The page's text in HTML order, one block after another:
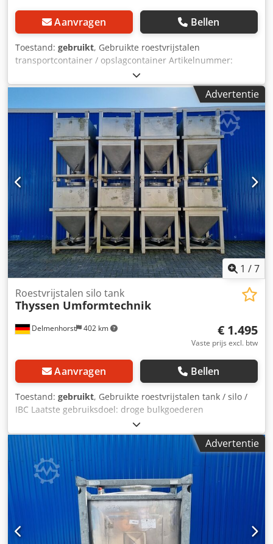
Aanvragen Bellen
Toestand: gebruikt, Gebruikte roestvrijstalen
transportcontainer / opslagcontainer Artikelnummer:
10837 Eindgebruik: Voedsel Inhoud: ca. 650L Type: Staand
op vier poten met heftrucktunnel Materiaal (bevochtigde
delen): 1.4301 / AISI304 Uitvoering: Enkelwandig
Afmetingen container: Mangat: 400mm Dsdpswcd T Hefx
Acdeck Buitendiameter: 1000 mm Cilinder Hoogte: 800 mm
Totale hoogte: 1530 mm / 1560 mm Totale breedte: 1000
mm Totale lengte: 1000 mm Materialen: Binnenkant:
1.4301 / AISI 304 Buitenkant: 1.4301 / AISI 304 Faciliteiten:
Uitlaat: DN50 DIN11851 Uitlaatklep: schijfklep Afstand van
afvoer tot vloer: 180 mm Hoogte van de voeten: 450 mm
Naamplaatje: nee
Advertentie
1 /7
Delmenhorst 402 km
Roestvrijstalen silo tank
Thyssen Umformtechnik
€ 1.495
Vaste prijs excl. btw
Aanvragen Bellen
Toestand: gebruikt, Gebruikte roestvrijstalen tank / silo /
IBC Laatste gebruiksdoel: droge bulkgoederen
Artikelnummer: 10895 Inhoud: 1160 liter Type: staand in
roestvrijstalen stapelrek Materiaal (media-contact): 1.4301
/ AISI304 Mangat: 450 mm Uitvoering: enkelwandig
Werkdruk volgens typeplaatje: atmosferisch Afmetingen
tank: Totale breedte: 1270 mm Totale lengte: 1080 mm
Totale hoogte: 1900 mm Hoogte poten: 120 mm Materialen:
Djdpfx Ajyvgprjcdeck Binnenzijde: 1.4301 / AISI 304
Buitendelen: roestvrij staal Uitrusting: Typeplaatje: ja
Uitlaatdiameter: DN250 Uitlaatklep: vlinderklep Afstand
afvoer tot grond: 200 mm
Advertentie